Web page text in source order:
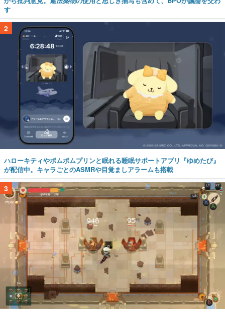
す
2
ハローキティやポムポムプリンと眠れる睡眠サポートアプリ『ゆめたび』
が配信中。キャラごとのASMRや目覚ましアラームも搭載
3